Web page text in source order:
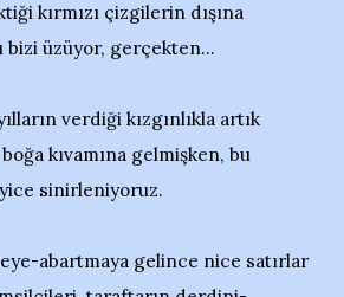
kırmızı çizgilerin dışına
bizi üzüyor, gerçekten...
verdiği kızgınlıkla artık
kıvamına gelmişken, bu
sinirleniyoruz.
abartmaya gelince nice satırlar